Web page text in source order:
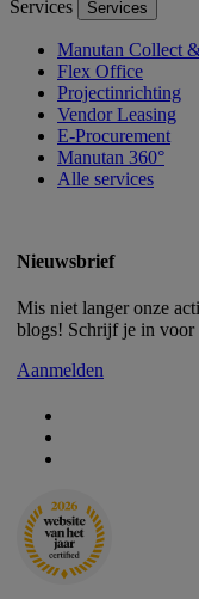
Services Services
Manutan Collect
Flex Office
Projectinrichting
Vendor Leasing
E-Procurement
Manutan 360°
Alle services
Nieuwsbrief
Mis niet langer onze
blogs! Schrijf je in voor
Aanmelden